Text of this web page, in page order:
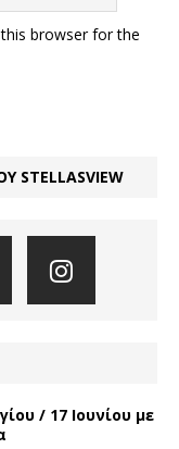
browser for the
STELLASVIEW
/ 17 Ιουνίου με